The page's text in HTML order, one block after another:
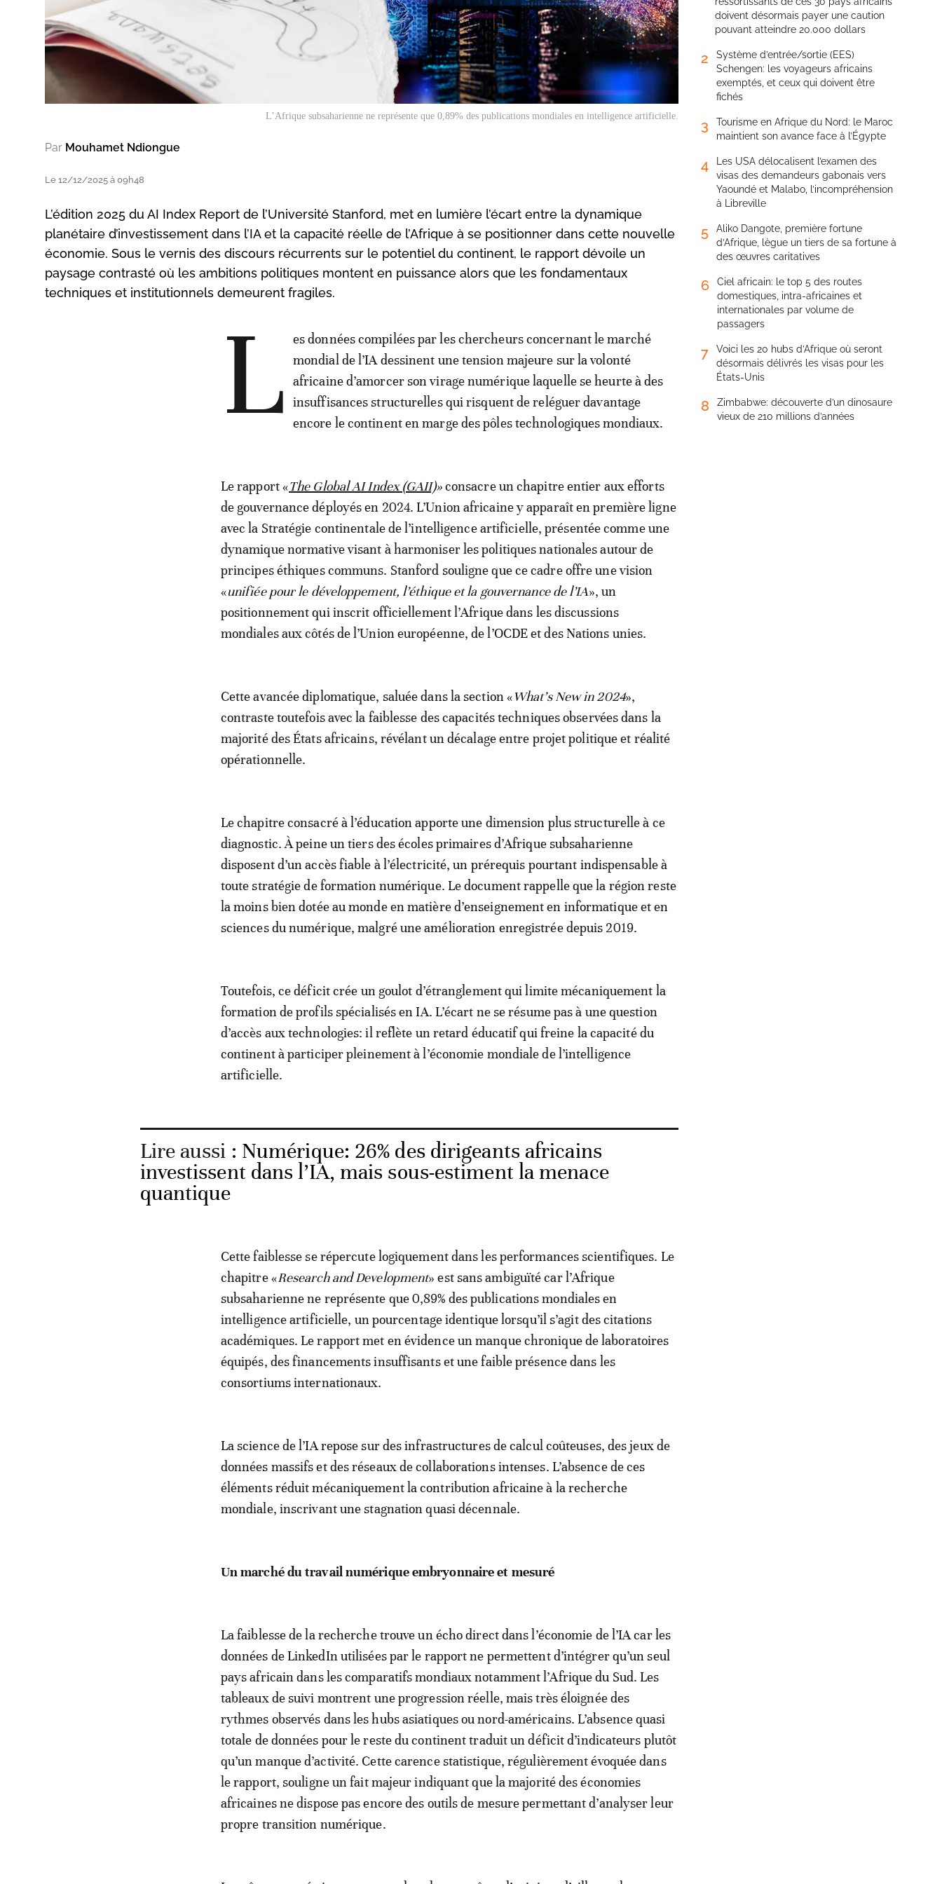
L’Afrique subsaharienne ne représente que 0,89% des publications mondiales en intelligence artificielle.
Par Mouhamet Ndiongue
Le 12/12/2025 à 09h48
L’édition 2025 du AI Index Report de l’Université Stanford, met en lumière l’écart entre la dynamique
planétaire d’investissement dans l’IA et la capacité réelle de l’Afrique à se positionner dans cette nouvelle
économie. Sous le vernis des discours récurrents sur le potentiel du continent, le rapport dévoile un
paysage contrasté où les ambitions politiques montent en puissance alors que les fondamentaux
techniques et institutionnels demeurent fragiles.
L
es données compilées par les chercheurs concernant le marché
mondial de l’IA dessinent une tension majeure sur la volonté
africaine d’amorcer son virage numérique laquelle se heurte à des
insuffisances structurelles qui risquent de reléguer davantage
encore le continent en marge des pôles technologiques mondiaux.
Le rapport «The Global AI Index (GAII)»consacre un chapitre entier aux efforts
de gouvernance déployés en 2024. L’Union africaine y apparaît en première ligne
avec la Stratégie continentale de l’intelligence artificielle, présentée comme une
dynamique normative visant à harmoniser les politiques nationales autour de
principes éthiques communs. Stanford souligne que ce cadre offre une vision
«unifiée pour le développement, l’éthique et la gouvernance de l’IA», un
positionnement qui inscrit officiellement l’Afrique dans les discussions
mondiales aux côtés de l’Union européenne, de l’OCDE et des Nations unies.
Cette avancée diplomatique, saluée dans la section «What’s New in 2024»,
contraste toutefois avec la faiblesse des capacités techniques observées dans la
majorité des États africains, révélant un décalage entre projet politique et réalité
opérationnelle.
Le chapitre consacré à l’éducation apporte une dimension plus structurelle à ce
diagnostic. À peine un tiers des écoles primaires d’Afrique subsaharienne
disposent d’un accès fiable à l’électricité, un prérequis pourtant indispensable à
toute stratégie de formation numérique. Le document rappelle que la région reste
la moins bien dotée au monde en matière d’enseignement en informatique et en
sciences du numérique, malgré une amélioration enregistrée depuis 2019.
Toutefois, ce déficit crée un goulot d’étranglement qui limite mécaniquement la
formation de profils spécialisés en IA. L’écart ne se résume pas à une question
d’accès aux technologies: il reflète un retard éducatif qui freine la capacité du
continent à participer pleinement à l’économie mondiale de l’intelligence
artificielle.
Lire aussi : Numérique: 26% des dirigeants africains
investissent dans l’IA, mais sous-estiment la menace
quantique
Cette faiblesse se répercute logiquement dans les performances scientifiques. Le
chapitre «Research and Development» est sans ambiguïté car l’Afrique
subsaharienne ne représente que 0,89% des publications mondiales en
intelligence artificielle, un pourcentage identique lorsqu’il s’agit des citations
académiques. Le rapport met en évidence un manque chronique de laboratoires
équipés, des financements insuffisants et une faible présence dans les
consortiums internationaux.
La science de l’IA repose sur des infrastructures de calcul coûteuses, des jeux de
données massifs et des réseaux de collaborations intenses. L’absence de ces
éléments réduit mécaniquement la contribution africaine à la recherche
mondiale, inscrivant une stagnation quasi décennale.
Un marché du travail numérique embryonnaire et mesuré
La faiblesse de la recherche trouve un écho direct dans l’économie de l’IA car les
données de LinkedIn utilisées par le rapport ne permettent d’intégrer qu’un seul
pays africain dans les comparatifs mondiaux notamment l’Afrique du Sud. Les
tableaux de suivi montrent une progression réelle, mais très éloignée des
rythmes observés dans les hubs asiatiques ou nord-américains. L’absence quasi
totale de données pour le reste du continent traduit un déficit d’indicateurs plutôt
qu’un manque d’activité. Cette carence statistique, régulièrement évoquée dans
le rapport, souligne un fait majeur indiquant que la majorité des économies
africaines ne dispose pas encore des outils de mesure permettant d’analyser leur
propre transition numérique.
doivent désormais payer une caution
pouvant atteindre 20.000 dollars
2
Système d’entrée/sortie (EES)
Schengen: les voyageurs africains
exemptés, et ceux qui doivent être
fichés
3
Tourisme en Afrique du Nord: le Maroc
maintient son avance face à l’Égypte
4
Les USA délocalisent l’examen des
visas des demandeurs gabonais vers
Yaoundé et Malabo, l’incompréhension
à Libreville
5
Aliko Dangote, première fortune
d’Afrique, lègue un tiers de sa fortune à
des œuvres caritatives
6
Ciel africain: le top 5 des routes
domestiques, intra-africaines et
internationales par volume de
passagers
7
Voici les 20 hubs d’Afrique où seront
désormais délivrés les visas pour les
États-Unis
8
Zimbabwe: découverte d’un dinosaure
vieux de 210 millions d’années